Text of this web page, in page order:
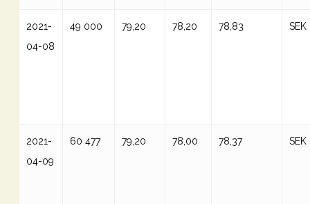
2021-
04-08
49 000 79,20 78,20 78,83 SEK
2021-
04-09
60 477 79,20 78,00 78,37 SEK